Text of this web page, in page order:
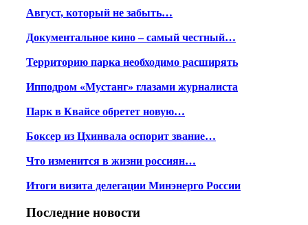
Август, который не забыть…
Документальное кино – самый честный…
Территорию парка необходимо расширять
Ипподром «Мустанг» глазами журналиста
Парк в Квайсе обретет новую…
Боксер из Цхинвала оспорит звание…
Что изменится в жизни россиян…
Итоги визита делегации Минэнерго России
Последние новости